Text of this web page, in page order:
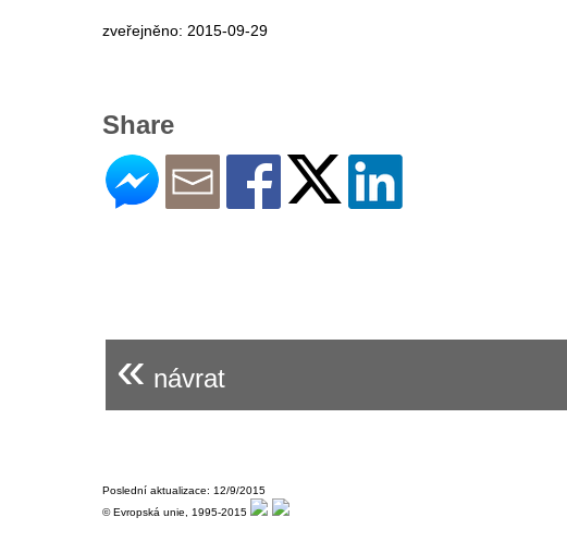
zveřejněno: 2015-09-29
Share
« návrat
Poslední aktualizace: 12/9/2015
© Evropská unie, 1995-2015